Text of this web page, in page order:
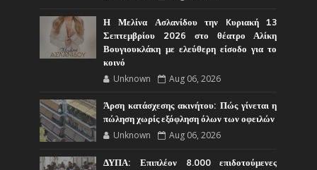
Η Μελίνα Ασλανίδου την Kυριακή 13
Σεπτεμβρίου 2026 στο θέατρο Αλίκη
Βουγιουκλάκη με ελεύθερη είσοδο για το
κοινό
Unknown Aug 06, 2026
Άρση κατάσχεσης ακινήτου: Πώς γίνεται η
πώληση χωρίς εξόφληση όλων των οφειλών
Unknown Aug 06, 2026
ΔΥΠΑ: Επιπλέον 8.000 επιδοτούμενες